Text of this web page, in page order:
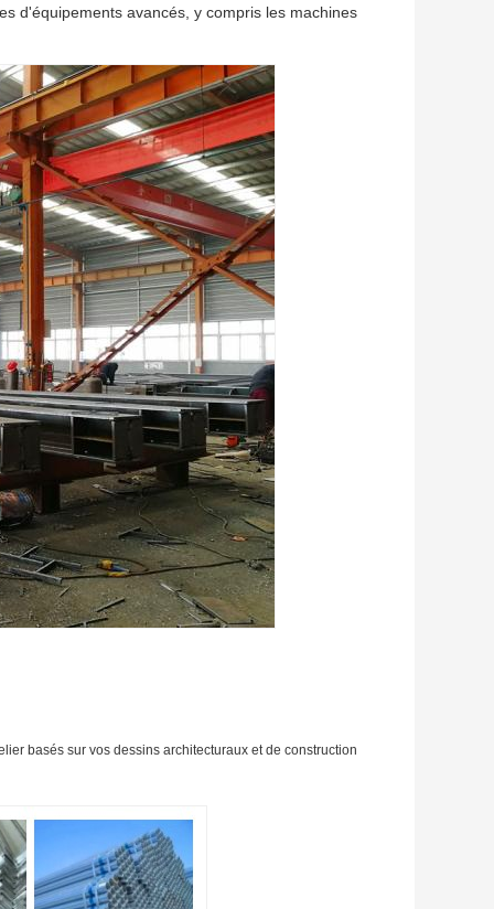
d'équipements avancés, y compris les machines
basés sur vos dessins architecturaux et de construction